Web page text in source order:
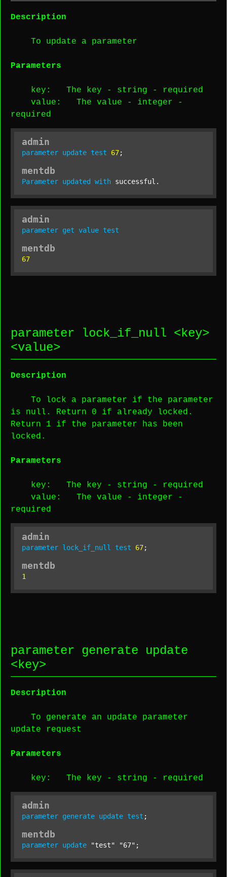
Description
To update a parameter
Parameters
key : The key - string -
required
value : The value - integer -
required
admin
parameter update test 67;
mentdb
Parameter updated with successful.
admin
parameter get value test
mentdb
67
parameter lock_if_null <key>
<value>
Description
To lock a parameter if the parameter
is null. Return 0 if already locked.
Return 1 if the parameter has been
locked.
Parameters
key : The key - string -
required
value : The value - integer -
required
admin
parameter lock_if_null test 67;
mentdb
1
parameter generate update
<key>
Description
To generate an update parameter
update request
Parameters
key : The key - string - required
admin
parameter generate update test ;
mentdb
parameter update "test" "67" ;